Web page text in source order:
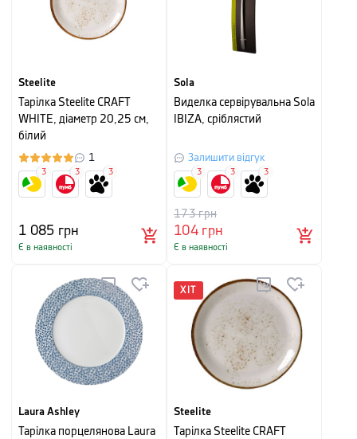
Steelite
Тарілка Steelite CRAFT
WHITE, діаметр 20,25 см,
білий
1
1 085 грн
Є в наявності
3 3 3
Sola
Виделка сервірувальна Sola
IBIZA, сріблястий
Залишити відгук
104грн
173грн
Є в наявності
3 3 3
Laura Ashley
Тарілка порцелянова Laura
ХІТ
Steelite
Тарілка Steelite CRAFT